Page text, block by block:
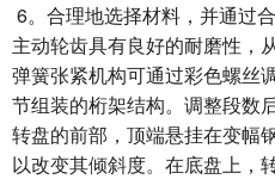
6。合理地选择材料，并通过
主动轮齿具有良好的耐磨性，
弹簧张紧机构可通过彩色螺丝
节组装的桁架结构。调整段数
转盘的前部，顶端悬挂在变幅
以改变其倾斜度。在底盘上，